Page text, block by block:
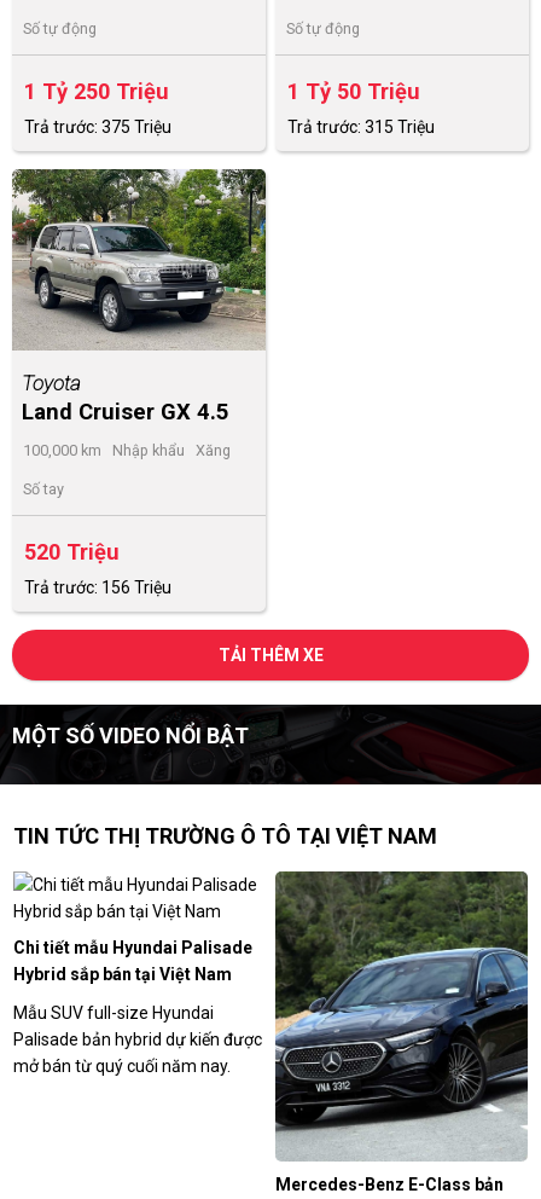
Số tự động
1 Tỷ 250 Triệu
Trả trước: 375 Triệu
Số tự động
1 Tỷ 50 Triệu
Trả trước: 315 Triệu
Toyota
Land Cruiser GX 4.5
2007
100,000 km Nhập khẩu Xăng
Số tay
520 Triệu
Trả trước: 156 Triệu
TẢI THÊM XE
MỘT SỐ VIDEO NỔI BẬT
TIN TỨC THỊ TRƯỜNG Ô TÔ TẠI VIỆT NAM
Chi tiết mẫu Hyundai Palisade
Hybrid sắp bán tại Việt Nam
Mẫu SUV full-size Hyundai
Palisade bản hybrid dự kiến được
mở bán từ quý cuối năm nay.
Mercedes-Benz E-Class bản